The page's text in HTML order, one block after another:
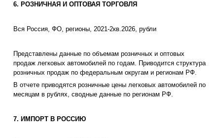
6. РОЗНИЧНАЯ И ОПТОВАЯ ТОРГОВЛЯ
Вся Россия, ФО, регионы, 2021-2кв.2026, рубли
Представлены данные по объемам розничных и оптовых
продаж легковых автомобилей по годам. Приводится структура
розничных продаж по федеральным округам и регионам РФ.
В отчете приводятся розничные цены легковых автомобилей по
месяцам в рублях, сводные данные по регионам РФ.
7. ИМПОРТ В РОССИЮ